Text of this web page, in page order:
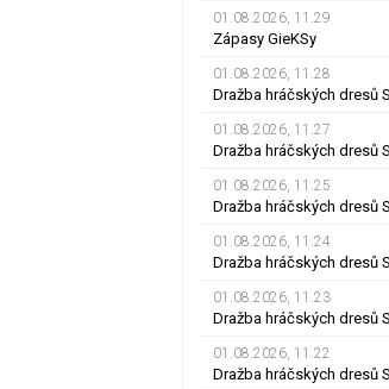
01.08.2026, 11.29
Zápasy GieKSy
01.08.2026, 11.28
01.08.2026, 11.27
01.08.2026, 11.25
01.08.2026, 11.24
01.08.2026, 11.23
01.08.2026, 11.22